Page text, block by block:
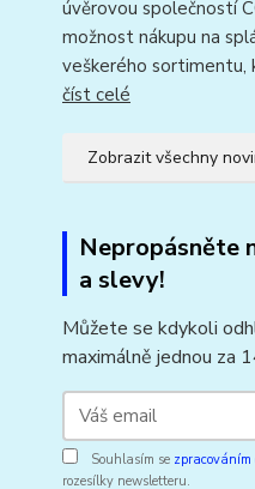
úvěrovou společností
možnost nákupu na
veškerého sortimentu,
číst celé
Zobrazit všechny
Nepropásněte
a slevy!
Můžete se kdykoli
maximálně jednou za
Souhlasím se
rozesílky newsletteru.